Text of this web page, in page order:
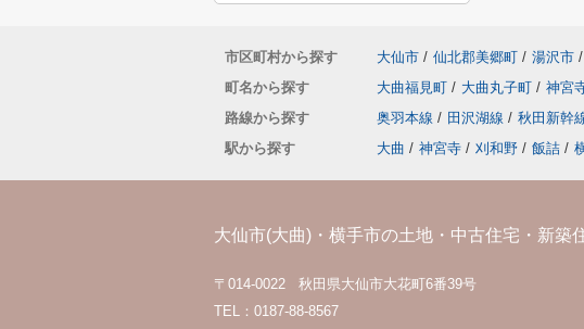
市区町村から探す 大仙市 / 仙北郡美郷町 / 湯沢市 /
町名から探す
大曲福見町 / 大曲丸子町 / 神宮
路線から探す
奥羽本線 / 田沢湖線 / 秋田新幹
駅から探す
大曲 / 神宮寺 / 刈和野 / 飯詰 /
大仙市(大曲)・横手市の土地・中古住宅・新築
〒014-0022 秋田県大仙市大花町6番39号
TEL：0187-88-8567